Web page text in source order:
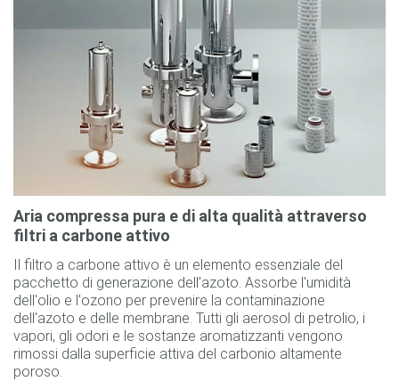
Aria compressa pura e di alta qualità attraverso
filtri a carbone attivo
Il filtro a carbone attivo è un elemento essenziale del
pacchetto di generazione dell'azoto. Assorbe l'umidità
dell'olio e l'ozono per prevenire la contaminazione
dell'azoto e delle membrane. Tutti gli aerosol di petrolio, i
vapori, gli odori e le sostanze aromatizzanti vengono
rimossi dalla superficie attiva del carbonio altamente
poroso.